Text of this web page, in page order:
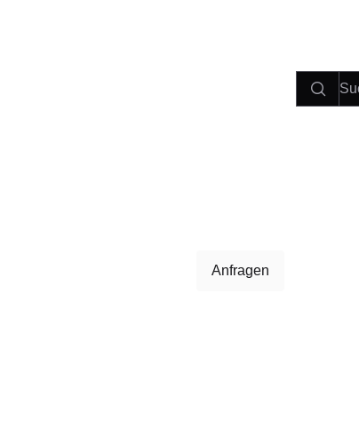
Anfragen